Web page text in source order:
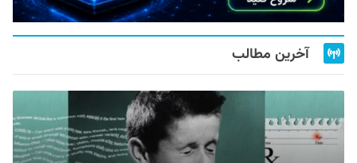
آخرین مطالب